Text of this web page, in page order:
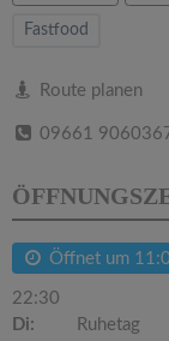
Fastfood
Route planen
09661
Öffnet um
22:30
Di:
Ruhetag
v
g
a
t